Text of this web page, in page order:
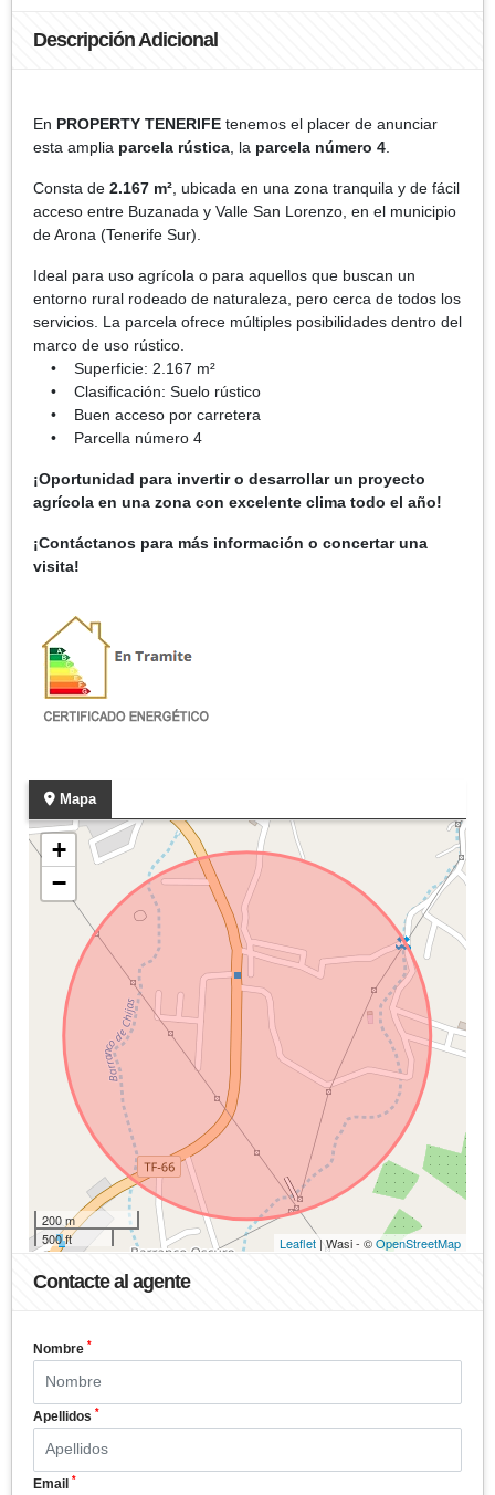
Descripción Adicional
En PROPERTY TENERIFE tenemos el placer de anunciar
esta amplia parcela rústica , la parcela número 4
Consta de 2.167 m² , ubicada en una zona tranquila y de fácil
acceso entre Buzanada y Valle San Lorenzo, en el municipio
de Arona (Tenerife Sur).
Ideal para uso agrícola o para aquellos que buscan un
entorno rural rodeado de naturaleza, pero cerca de todos los
servicios. La parcela ofrece múltiples posibilidades dentro del
marco de uso rústico.
• Superficie: 2.167 m²
• Clasificación: Suelo rústico
• Buen acceso por carretera
• Parcella número 4
¡Oportunidad para invertir o desarrollar un proyecto
agrícola en una zona con excelente clima todo el año!
¡Contáctanos para más información o concertar una
visita!
Mapa
+
−
200 m
500 ft
Leaflet | Wasi - ©OpenStreetMap
Contacte al agente
Nombre *
Apellidos *
Email *